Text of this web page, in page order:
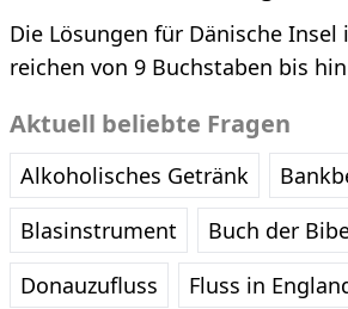
Die Lösungen für Dänische
reichen von 9 Buchstaben bis
Aktuell beliebte Fragen
Alkoholisches Getränk
Blasinstrument
Buch der
Donauzufluss
Fluss in